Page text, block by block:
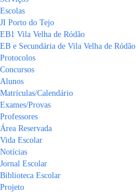
Escolas
JI Porto do Tejo
EB1 Vila Velha de Ródão
EB e Secundária de Vila Velha de Ródão
Protocolos
Concursos
Alunos
Matrículas/Calendário
Exames/Provas
Professores
Área Reservada
Vida Escolar
Notícias
Jornal Escolar
Biblioteca Escolar
Projeto